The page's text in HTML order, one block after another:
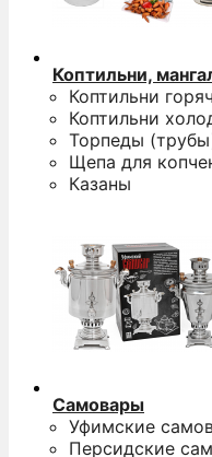
Коптильни,
Коптильни
Коптильни
Торпеды
Щепа для
Казаны
Самовары
Уфимские
Персидские